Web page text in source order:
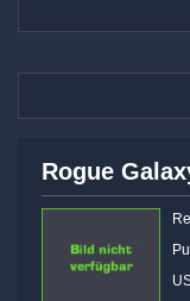
Rogue